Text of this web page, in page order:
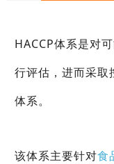
HACCP体系是对
行评估，进而采取
体系。
该体系主要针对食